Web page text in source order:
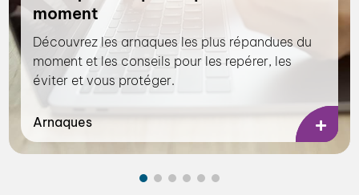
moment
Découvrez les arnaques les plus répandues du
moment et les conseils pour les repérer, les
éviter et vous protéger.
Arnaques